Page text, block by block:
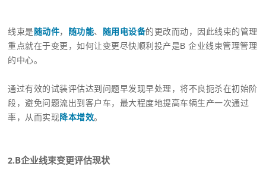
线束是随动件， 随功能、 随用电设备的更改而动，因此线束的管理
重点就在于变更，如何让变更尽快顺利投产是B 企业线束管理管理
的中心。
通过有效的试装评估达到问题早发现早处理，将不良扼杀在初始阶
段，避免问题流出到客户车，最大程度地提高车辆生产一次通过
率，从而实现降本增效。
2.B企业线束变更评估现状